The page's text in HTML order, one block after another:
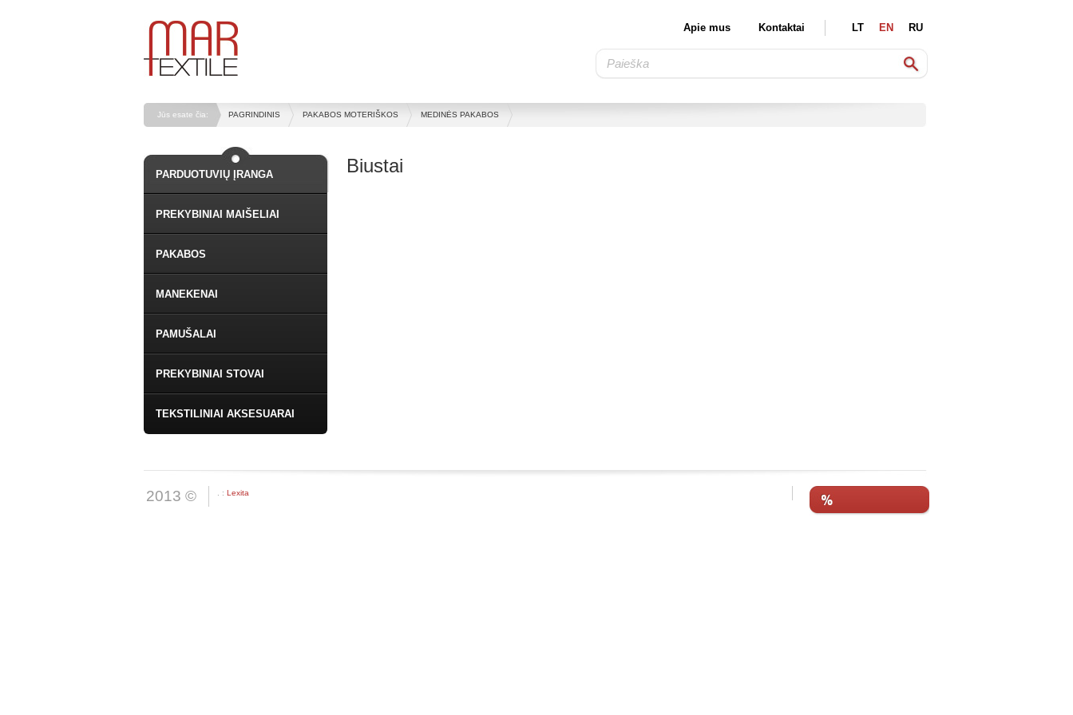
LT EN RU
Apie mus Kontaktai
Jūs esate čia: PAGRINDINIS PAKABOS MOTERIŠKOS MEDINĖS PAKABOS
PARDUOTUVIŲ ĮRANGA
PREKYBINIAI MAIŠELIAI
PAKABOS
MANEKENAI
PAMUŠALAI
PREKYBINIAI STOVAI
TEKSTILINIAI AKSESUARAI
Biustai
2013 © . : Lexita